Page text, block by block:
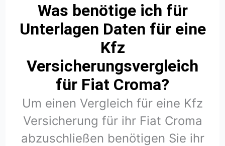
Was benötige ich für
Unterlagen Daten für eine
Kfz
Versicherungsvergleich
für Fiat Croma?
Um einen Vergleich für eine Kfz
Versicherung für ihr Fiat Croma
abzuschließen benötigen Sie ihr